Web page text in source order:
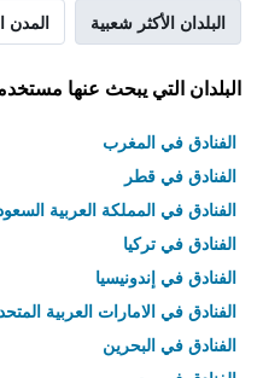
البلدان الأكثر شعبية المدن
البلدان التي يبحث عنها
الفنادق في المغرب
الفنادق في قطر
الفنادق في المملكة العربية
الفنادق في تركيا
الفنادق في إندونيسيا
الفنادق في الامارات العربية
الفنادق في البحرين